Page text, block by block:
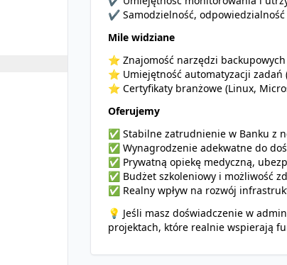
✔ Samodzielność,
Mile widziane
⭐ Znajomość narzędzi
⭐ Umiejętność automatyzacji zadań
⭐ Certyfikaty branżowe (Linux,
Oferujemy
✅ Stabilne zatrudnienie w Banku z
✅ Wynagrodzenie adekwatne do
✅ Prywatną opiekę medyczną,
✅ Budżet szkoleniowy i możliwość
✅ Realny wpływ na rozwój
💡 Jeśli masz doświadczenie w
projektach, które realnie wspierają